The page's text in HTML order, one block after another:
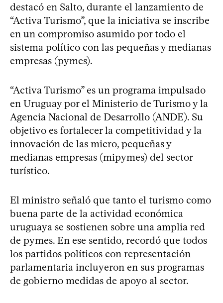
destacó en Salto, durante el lanzamiento de
“Activa Turismo”, que la iniciativa se inscribe
en un compromiso asumido por todo el
sistema político con las pequeñas y medianas
empresas (pymes).
“Activa Turismo” es un programa impulsado
en Uruguay por el Ministerio de Turismo y la
Agencia Nacional de Desarrollo (ANDE). Su
objetivo es fortalecer la competitividad y la
innovación de las micro, pequeñas y
medianas empresas (mipymes) del sector
turístico.
El ministro señaló que tanto el turismo como
buena parte de la actividad económica
uruguaya se sostienen sobre una amplia red
de pymes. En ese sentido, recordó que todos
los partidos políticos con representación
parlamentaria incluyeron en sus programas
de gobierno medidas de apoyo al sector.